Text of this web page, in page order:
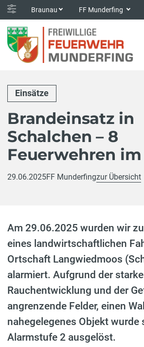
Braunau FF Munderfing
Einsätze
Brandeinsatz in
Schalchen – 8
Feuerwehren
29.06.2025FF Munderfingzur Übersicht
Am 29.06.2025 wurden wir
eines landwirtschaftlichen
Ortschaft Langwiedmoos
alarmiert. Aufgrund der
Rauchentwicklung und der
angrenzende Felder, einen
nahegelegenes Objekt wurde
Alarmstufe 2 ausgelöst.